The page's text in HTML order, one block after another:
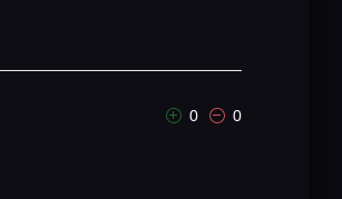
0 0